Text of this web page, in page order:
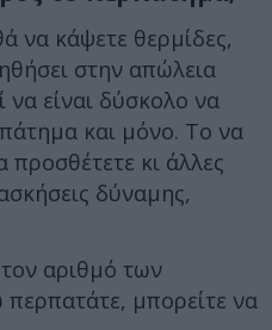
να κάψετε θερμίδες,
στην απώλεια
είναι δύσκολο να
και μόνο. Το να
προσθέτετε κι άλλες
δύναμης,
αριθμό των
μπορείτε να